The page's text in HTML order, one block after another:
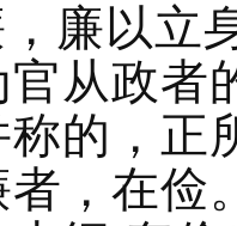
廉以立
从政者
的，正
，在俭